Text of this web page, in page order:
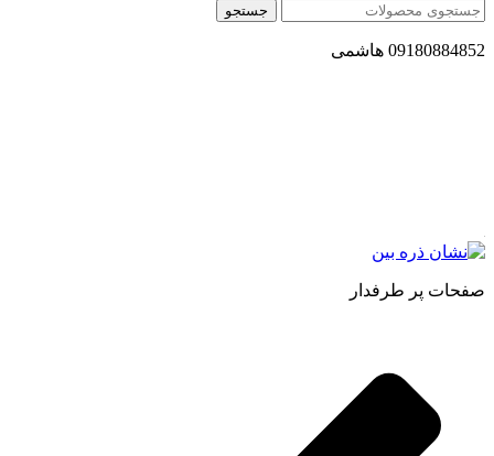
جستجو
09180884852 هاشمی
صفحات پر طرفدار